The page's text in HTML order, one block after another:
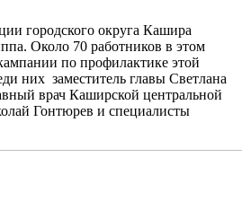
городского округа Кашира
Около 70 работников в этом
по профилактике этой
них заместитель главы Светлана
врач Каширской центральной
Гонтюрев и специалисты